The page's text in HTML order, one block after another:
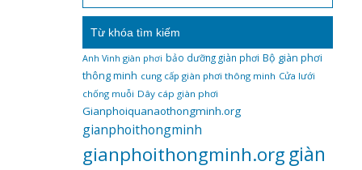
Từ khóa tìm kiếm
Anh Vinh giàn phơi bảo dưỡng giàn phơi Bộ giàn phơi
thông minh cung cấp giàn phơi thông minh Cửa lưới
chống muỗi Dây cáp giàn phơi
Gianphoiquanaothongminh.org
gianphoithongminh
gianphoithongminh.org giàn